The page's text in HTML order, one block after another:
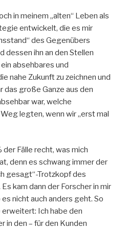
in meinem „alten“ Leben als
entwickelt, die es mir
des Gegenübers
dessen ihn an den Stellen
absehbares und
nahe Zukunft zu zeichnen und
das große Ganze aus den
war, welche
legten, wenn wir „erst mal
der Fälle recht, was mich
denn es schwang immer der
gesagt“-Trotzkopf des
kam dann der Forscher in mir
nicht auch anders geht. So
Ich habe den
in den – für den Kunden